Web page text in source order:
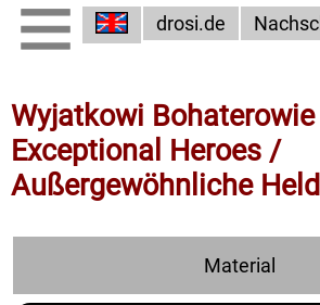
drosi.de
Wyjatkowi
Exceptional Heroes /
Außergewöhnliche
Material